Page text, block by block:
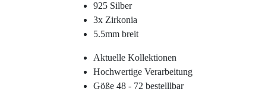
925 Silber
3x Zirkonia
5.5mm breit
Aktuelle Kollektionen
Hochwertige Verarbeitung
Göße 48 - 72 bestelllbar